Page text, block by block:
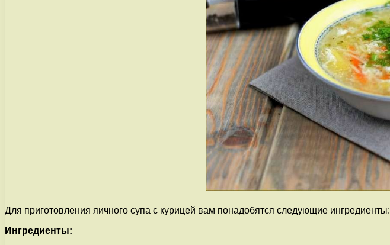
Для приготовления яичного супа с курицей вам понадобятся следующие ингредиенты:
Ингредиенты: